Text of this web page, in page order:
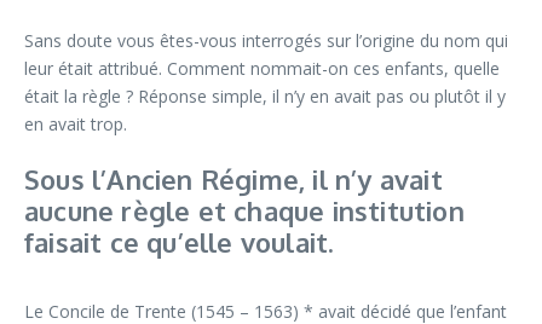
Sans doute vous êtes-vous interrogés sur l’origine du nom qui
leur était attribué. Comment nommait-on ces enfants, quelle
était la règle ? Réponse simple, il n’y en avait pas ou plutôt il y
en avait trop.
Sous l’Ancien Régime, il n’y avait
aucune règle et chaque institution
faisait ce qu’elle voulait.
Le Concile de Trente (1545 – 1563) * avait décidé que l’enfant